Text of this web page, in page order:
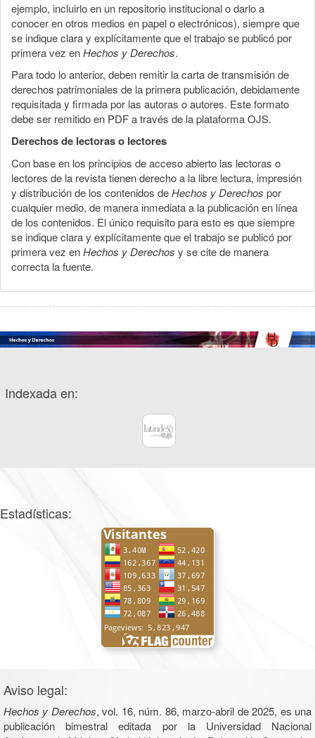
ejemplo, incluirlo en un repositorio institucional o darlo a
conocer en otros medios en papel o electrónicos), siempre que
se indique clara y explícitamente que el trabajo se publicó por
primera vez enHechos y Derechos.
Para todo lo anterior, deben remitir la carta de transmisión de
derechos patrimoniales de la primera publicación, debidamente
requisitada y firmada por las autoras o autores. Este formato
debe ser remitido en PDF a través de la plataforma OJS.
Derechos de lectoras o lectores
Con base en los principios de acceso abierto las lectoras o
lectores de la revista tienen derecho a la libre lectura, impresión
y distribución de los contenidos deHechos y Derechos por
cualquier medio, de manera inmediata a la publicación en línea
de los contenidos. El único requisito para esto es que siempre
se indique clara y explícitamente que el trabajo se publicó por
primera vez enHechos y Derechos y se cite de manera
correcta la fuente.
Indexada en:
Estadísticas:
Aviso legal:
Hechos y Derechos, vol. 16, núm. 86, marzo-abril de 2025, es una
publicación bimestral editada por la Universidad Nacional